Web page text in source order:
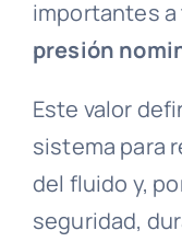
importantes
presión
Este valor
sistema para
del fluido y,
seguridad,